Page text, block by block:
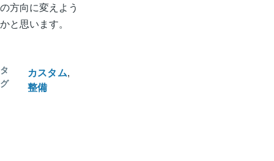
の方向に変えよう
かと思います。
タ
グ
カスタム
整備